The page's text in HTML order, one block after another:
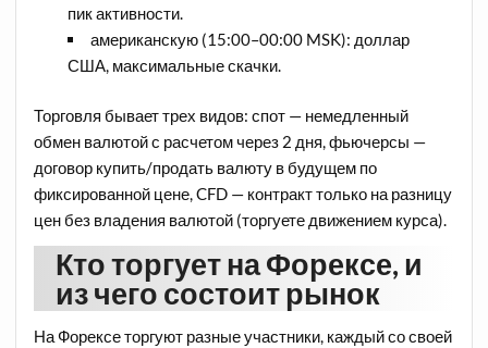
пик активности.
американскую (15:00–00:00 MSK): доллар
США, максимальные скачки.
Торговля бывает трех видов: спот — немедленный
обмен валютой с расчетом через 2 дня, фьючерсы —
договор купить/продать валюту в будущем по
фиксированной цене, CFD — контракт только на разницу
цен без владения валютой (торгуете движением курса).
Кто торгует на Форексе, и
из чего состоит рынок
На Форексе торгуют разные участники, каждый со своей